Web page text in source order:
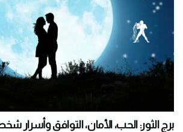
برج الثور: الحب، الأمان، التوافق وأسرار